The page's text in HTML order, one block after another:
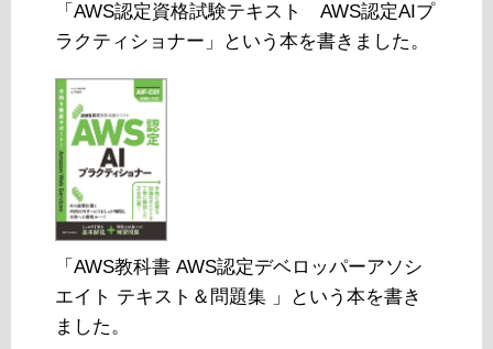
「AWS認定資格試験テキスト AWS認定AIプ
ラクティショナー」という本を書きました。
「AWS教科書 AWS認定デベロッパーアソシ
エイト テキスト＆問題集 」という本を書き
ました。